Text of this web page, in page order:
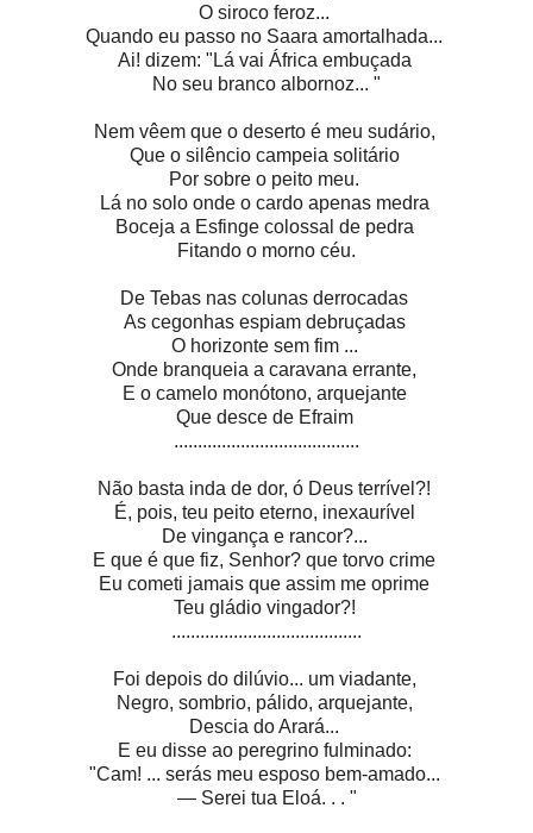
O siroco feroz...
Quando eu passo no Saara amortalhada...
Ai! dizem: "Lá vai África embuçada
No seu branco albornoz... "
Nem vêem que o deserto é meu sudário,
Que o silêncio campeia solitário
Por sobre o peito meu.
Lá no solo onde o cardo apenas medra
Boceja a Esfinge colossal de pedra
Fitando o morno céu.
De Tebas nas colunas derrocadas
As cegonhas espiam debruçadas
O horizonte sem fim ...
Onde branqueia a caravana errante,
E o camelo monótono, arquejante
Que desce de Efraim
.......................................
Não basta inda de dor, ó Deus terrível?!
É, pois, teu peito eterno, inexaurível
De vingança e rancor?...
E que é que fiz, Senhor? que torvo crime
Eu cometi jamais que assim me oprime
Teu gládio vingador?!
........................................
Foi depois do dilúvio... um viadante,
Negro, sombrio, pálido, arquejante,
Descia do Arará...
E eu disse ao peregrino fulminado:
"Cam! ... serás meu esposo bem-amado...
— Serei tua Eloá. . . "